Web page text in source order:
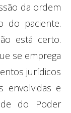
da ordem
do paciente.
está certo.
se emprega
jurídicos
envolvidas e
do Poder